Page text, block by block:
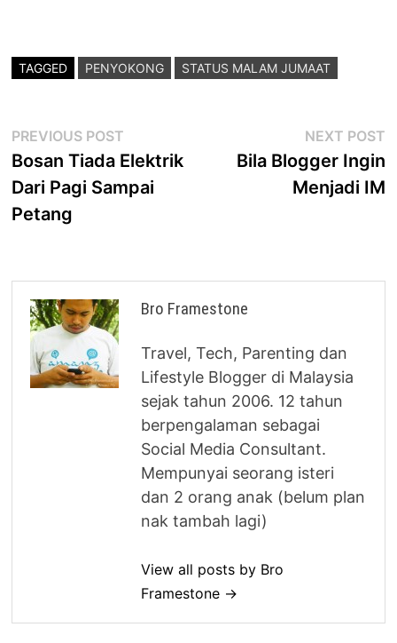
TAGGED PENYOKONG STATUS MALAM JUMAAT
Post
navigation
PREVIOUS POST
post:
Bosan Tiada Elektrik
Dari Pagi Sampai
Petang
NEXT POST
Bila Blogger Ingin
Menjadi IM
Bro Framestone
Travel, Tech, Parenting dan
Lifestyle Blogger di Malaysia
sejak tahun 2006. 12 tahun
berpengalaman sebagai
Social Media Consultant.
Mempunyai seorang isteri
dan 2 orang anak (belum plan
nak tambah lagi)
View all posts by Bro
Framestone →